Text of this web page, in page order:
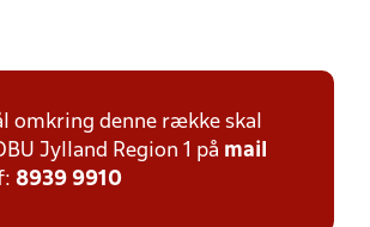
omkring denne række skal
Jylland Region 1 på mail
8939 9910